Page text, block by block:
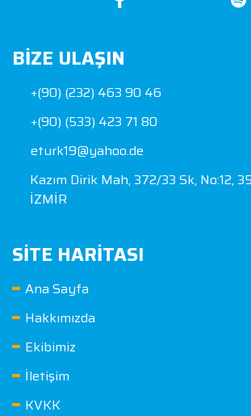
BIZE ULAŞIN
+(90) (232) 463 90 46
+(90) (533) 423 71 80
eturk19@yahoo.de
Kazım Dirik Mah, 372/33 Sk, No:12,
İZMİR
SITE HARITASI
Ana Sayfa
Hakkımızda
Ekibimiz
İletişim
KVKK